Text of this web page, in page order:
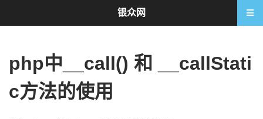
php中__call() 和 __callStati
c方法的使用
银众网